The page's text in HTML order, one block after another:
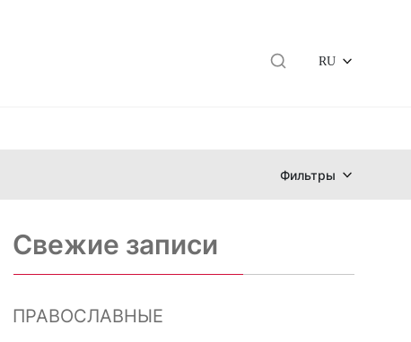
RU
Фильтры
Свежие записи
ПРАВОСЛАВНЫЕ